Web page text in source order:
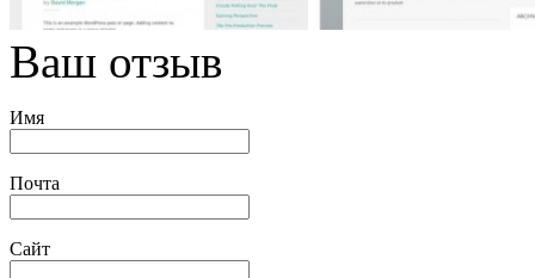
Ваш отзыв
Имя
Почта
Сайт